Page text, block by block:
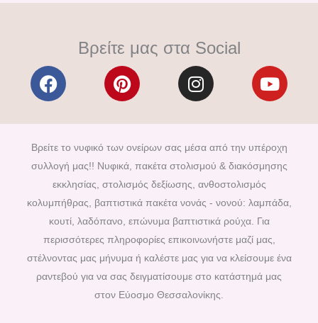
Βρείτε μας στα Social
F
a
e
b
o
o
k
P
i
t
e
r
e
s
t
I
n
t
a
g
r
a
m
Y
o
t
u
b
Βρείτε το νυφικό των ονείρων σας μέσα από την υπέροχη
συλλογή μας!! Νυφικά, πακέτα στολισμού & διακόσμησης
εκκλησίας, στολισμός δεξίωσης, ανθοστολισμός
κολυμπήθρας, βαπτιστικά πακέτα νονάς - νονού: λαμπάδα,
κουτί, λαδόπανο, επώνυμα βαπτιστικά ρούχα. Για
περισσότερες πληροφορίες επικοινωνήστε μαζί μας,
στέλνοντας μας μήνυμα ή καλέστε μας για να κλείσουμε ένα
ραντεβού για να σας δειγματίσουμε στο κατάστημά μας
στον Εύοσμο Θεσσαλονίκης.